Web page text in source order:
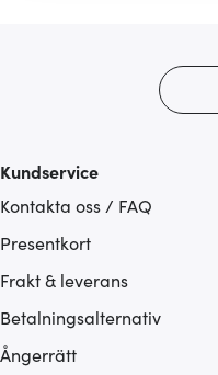
Kundservice
Kontakta oss / FAQ
Presentkort
Frakt & leverans
Betalningsalternativ
Ångerrätt